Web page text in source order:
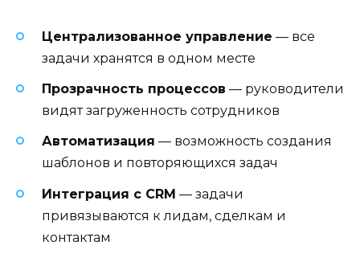
Централизованное управление — все
задачи хранятся в одном месте
Прозрачность процессов — руководители
видят загруженность сотрудников
Автоматизация — возможность создания
шаблонов и повторяющихся задач
Интеграция с CRM — задачи
привязываются к лидам, сделкам и
контактам